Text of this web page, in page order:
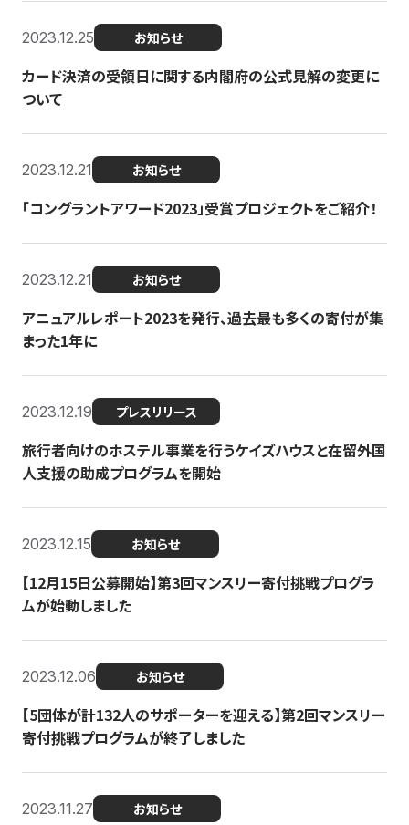
2023.12.25 お知らせ
カード決済の受領日に関する内閣府の公式見解の変更に
ついて
2023.12.21 お知らせ
「コングラントアワード2023」受賞プロジェクトをご紹介！
2023.12.21 お知らせ
アニュアルレポート2023を発行、過去最も多くの寄付が集
まった1年に
2023.12.19 プレスリリース
旅行者向けのホステル事業を行うケイズハウスと在留外国
人支援の助成プログラムを開始
2023.12.15 お知らせ
【12月15日公募開始】第3回マンスリー寄付挑戦プログラ
ムが始動しました
2023.12.06 お知らせ
【5団体が計132人のサポーターを迎える】第2回マンスリー
寄付挑戦プログラムが終了しました
2023.11.27 お知らせ